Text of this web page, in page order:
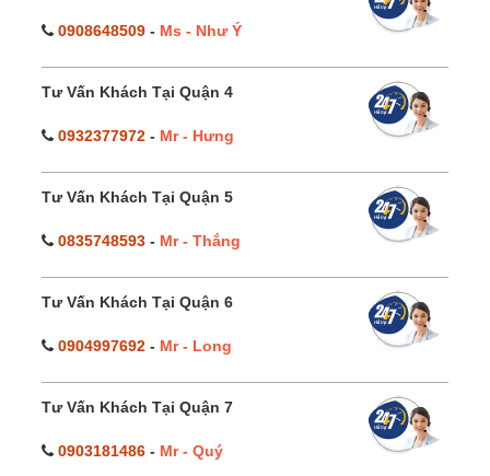
0908648509 - Ms - Như Ý
Tư Vấn Khách Tại Quận 4
0932377972 - Mr - Hưng
Tư Vấn Khách Tại Quận 5
0835748593 - Mr - Thắng
Tư Vấn Khách Tại Quận 6
0904997692 - Mr - Long
Tư Vấn Khách Tại Quận 7
0903181486 - Mr - Quý